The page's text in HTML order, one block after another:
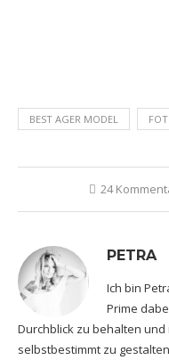
BEST AGER MODEL
24
PETRA
Ich bin
Prime
Durchblick zu behalten
selbstbestimmt zu